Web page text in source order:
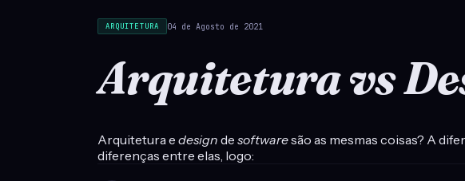
ARQUITETURA 04 de Agosto de 2021
Arquitetura vs
Arquitetura e design de softwaresão as mesmas coisas? A
diferenças entre elas, logo: